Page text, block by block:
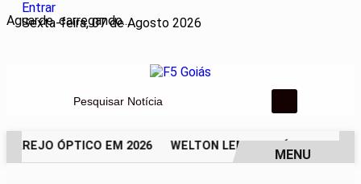
Aguarde, carregando...
Entrar
Sexta-feira, 07 de Agosto 2026
Pesquisar Notícia
ÓPTICO EM 2026 WELTON LEMOS REÚNE
MENU